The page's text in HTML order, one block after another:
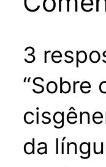
3
“Sobre
da